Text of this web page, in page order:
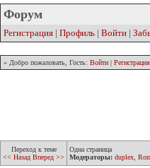
Форум
Регистрация | Профиль | Войти |
» Добро пожаловать, Гость: Войти | Регистрация
Переход к теме
<< Назад Вперед >>
Одна страница
Модераторы: duplex